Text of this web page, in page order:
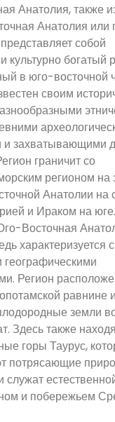
Анатолия, также
Анатолия или
собой
культурно богатый
в юго-восточной
своим
и захватывающими
граничит со
регионом на
Анатолии на
и Ираком на юге.
Восточная
характеризуется
Регион
равнине и
земли
Здесь также
горы Таурус,
потрясающие
и побережьем